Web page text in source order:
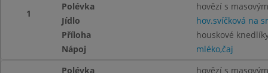
1
Polévka
hovězí s
Jídlo
hov.svíčková na
Příloha
houskové
Nápoj
mléko,čaj
Polévka
hovězí s